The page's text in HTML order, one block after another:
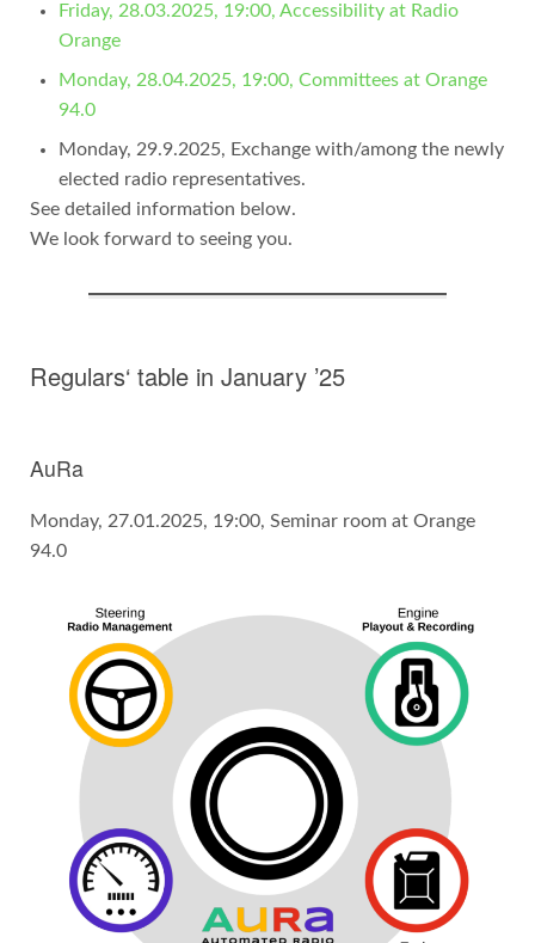
Friday, 28.03.2025, 19:00, Accessibility at Radio
Orange
Monday, 28.04.2025, 19:00, Committees at Orange
94.0
Monday, 29.9.2025, Exchange with/among the newly
elected radio representatives.
See detailed information below.
We look forward to seeing you.
Regulars‘ table in January ’25
AuRa
Monday, 27.01.2025, 19:00, Seminar room at Orange
94.0